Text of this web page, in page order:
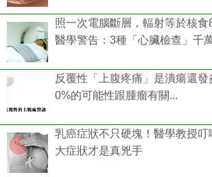
照一次電腦斷層，輻射等於核
醫學警告：3種「心臟檢查」千
反覆性「上腹疼痛」是潰瘍還
0%的可能性跟腫瘤有關...
乳癌症狀不只硬塊！醫學教授叮
大症狀才是真兇手